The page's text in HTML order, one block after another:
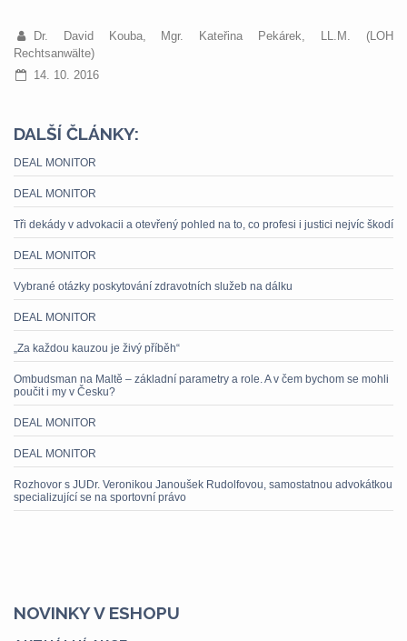
Dr. David Kouba, Mgr. Kateřina Pekárek, LL.M. (LOH
Rechtsanwälte)
14. 10. 2016
DALŠÍ ČLÁNKY:
DEAL MONITOR
DEAL MONITOR
Tři dekády v advokacii a otevřený pohled na to, co profesi i justici nejvíc škodí
DEAL MONITOR
Vybrané otázky poskytování zdravotních služeb na dálku
DEAL MONITOR
„Za každou kauzou je živý příběh“
Ombudsman na Maltě – základní parametry a role. A v čem bychom se mohli
poučit i my v Česku?
DEAL MONITOR
DEAL MONITOR
Rozhovor s JUDr. Veronikou Janoušek Rudolfovou, samostatnou advokátkou
specializující se na sportovní právo
NOVINKY V ESHOPU